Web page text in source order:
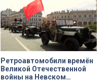
Ретроавтомобили времён
Великой Отечественной
войны на Невском